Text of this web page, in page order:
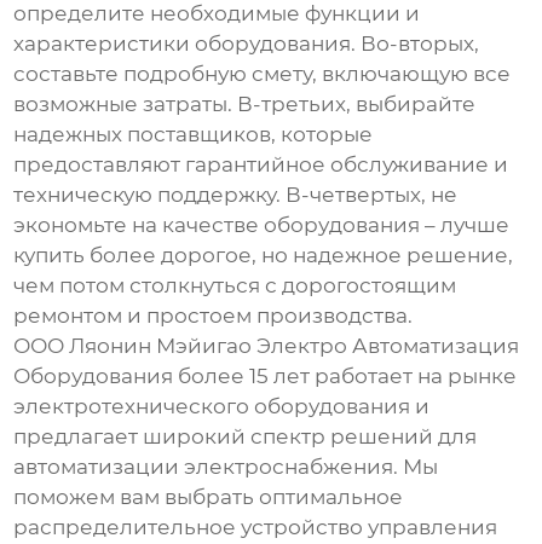
определите необходимые функции и
характеристики оборудования. Во-вторых,
составьте подробную смету, включающую все
возможные затраты. В-третьих, выбирайте
надежных поставщиков, которые
предоставляют гарантийное обслуживание и
техническую поддержку. В-четвертых, не
экономьте на качестве оборудования – лучше
купить более дорогое, но надежное решение,
чем потом столкнуться с дорогостоящим
ремонтом и простоем производства.
ООО Ляонин Мэйигао Электро Автоматизация
Оборудования более 15 лет работает на рынке
электротехнического оборудования и
предлагает широкий спектр решений для
автоматизации электроснабжения. Мы
поможем вам выбрать оптимальное
распределительное устройство управления